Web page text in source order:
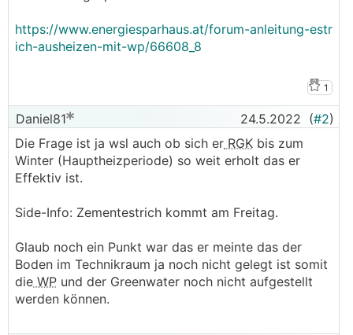
https://www.energiesparhaus.at/forum-anleitung-estr
ich-ausheizen-mit-wp/66608_8
1
Daniel81 24.5.2022 (#2)
Die Frage ist ja wsl auch ob sich er RGK bis zum
Winter (Hauptheizperiode) so weit erholt das er
Effektiv ist.
Side-Info: Zementestrich kommt am Freitag.
Glaub noch ein Punkt war das er meinte das der
Boden im Technikraum ja noch nicht gelegt ist somit
die WP und der Greenwater noch nicht aufgestellt
werden können.